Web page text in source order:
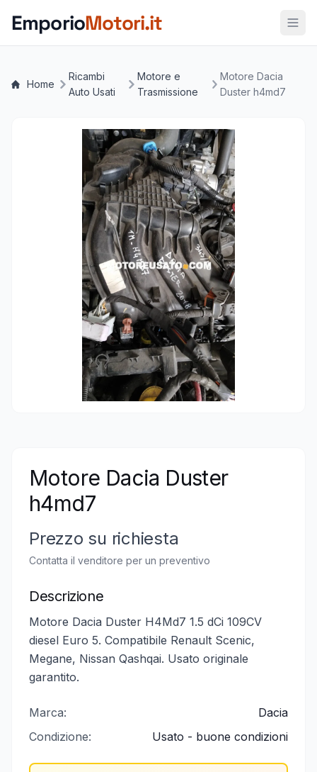
EmporioMotori.it
Home
Ricambi
Auto Usati
Motore e
Trasmissione
Motore Dacia
Duster h4md7
Motore Dacia Duster
h4md7
Prezzo su richiesta
Contatta il venditore per un preventivo
Descrizione
Motore Dacia Duster H4Md7 1.5 dCi 109CV
diesel Euro 5. Compatibile Renault Scenic,
Megane, Nissan Qashqai. Usato originale
garantito.
Marca:
Dacia
Condizione:
Usato - buone condizioni